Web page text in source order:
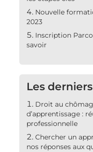
Nouvelle
2023
Inscription
savoir
Les
Droit au
d’apprentissage :
professionnelle
Chercher un
nos réponses aux